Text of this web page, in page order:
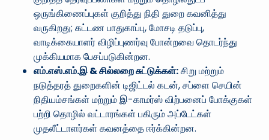
ஒருங்கிணைப்புகள் குறித்து நிதி துறை கவனித்து
வருகிறது; கட்டண பாதுகாப்பு, மோசடி தடுப்பு,
வாடிக்கையாளர் விழிப்புணர்வு போன்றவை தொடர்ந்து
முக்கியமாக பேசப்படுகின்றன.
எம்.எஸ்.எம்.இ & சில்லறை சுட்டுக்கள்:சிறு மற்றும்
நடுத்தரத் துறைகளின் டிஜிட்டல் கடன், சப்ளை செயின்
நிதியம்சங்கள் மற்றும் இ-காமர்ஸ் விற்பனைப் போக்குகள்
பற்றி தொழில் வட்டாரங்கள் பகிரும் அப்டேட்கள்
முதலீட்டாளர்கள் கவனத்தை ஈர்க்கின்றன.